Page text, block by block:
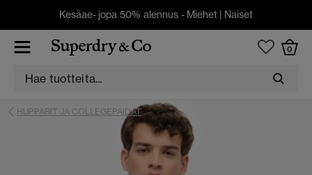
Kesäae- jopa 50% alennus - Miehet | Naiset
0
HUPPARIT JA COLLEGEPAIDAT